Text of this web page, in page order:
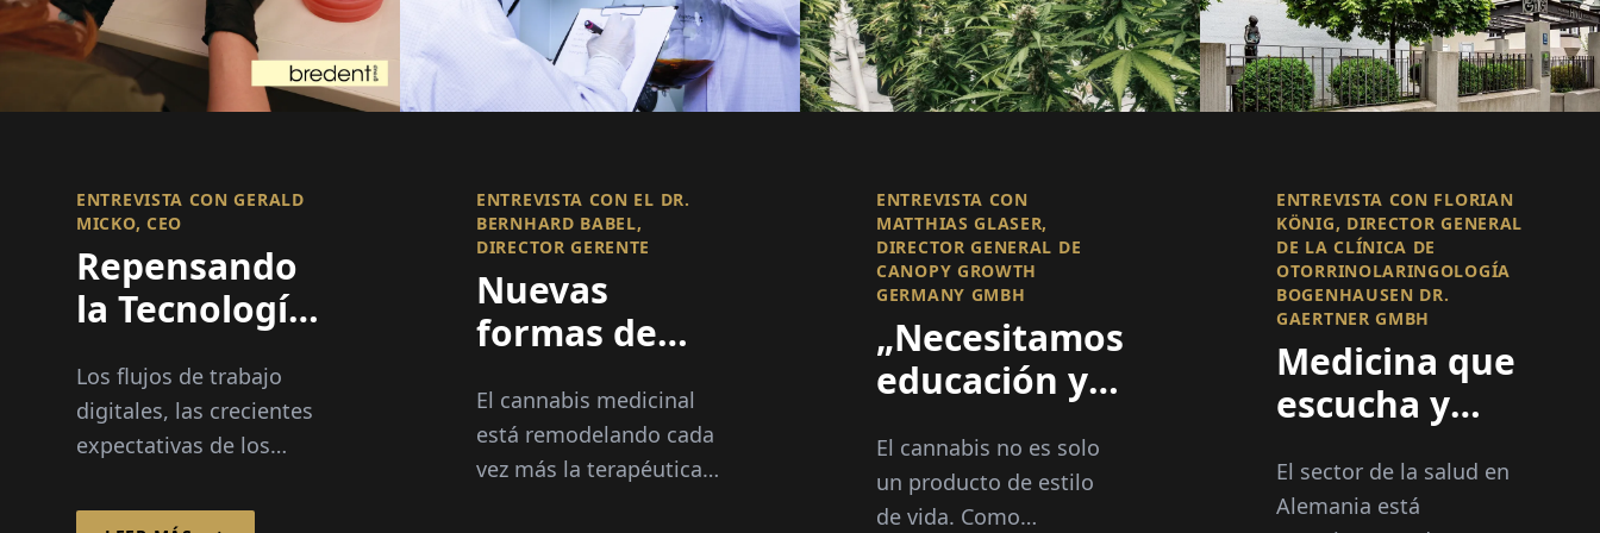
ENTREVISTA CON GERALD
MICKO, CEO
Repensando
la Tecnología
través de la
Innovación
Los flujos de trabajo
digitales, las crecientes
expectativas de los
competencia
ENTREVISTA CON EL DR.
BERNHARD BABEL,
DIRECTOR GERENTE
Nuevas
formas de
impulsan la
innovación
El cannabis medicinal
está remodelando cada
vez más la terapéutica
ENTREVISTA CON
MATTHIAS GLASER,
DIRECTOR GENERAL DE
CANOPY GROWTH
GERMANY GMBH
„Necesitamos
educación y
El cannabis no es solo
un producto de estilo
de vida. Como
ENTREVISTA CON FLORIAN
KÖNIG, DIRECTOR GENERAL
DE LA CLÍNICA DE
OTORRINOLARINGOLOGÍA
BOGENHAUSEN DR.
GAERTNER GMBH
Medicina que
escucha y
allá
El sector de la salud en
Alemania está